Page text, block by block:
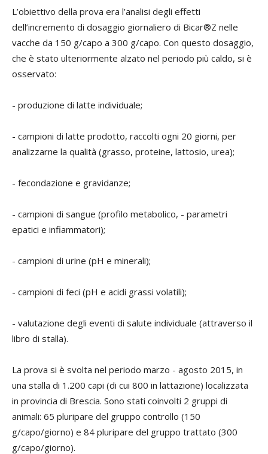
L’obiettivo della prova era l’analisi degli effetti
dell’incremento di dosaggio giornaliero di Bicar®Z nelle
vacche da 150 g/capo a 300 g/capo. Con questo dosaggio,
che è stato ulteriormente alzato nel periodo più caldo, si è
osservato:
- produzione di latte individuale;
- campioni di latte prodotto, raccolti ogni 20 giorni, per
analizzarne la qualità (grasso, proteine, lattosio, urea);
- fecondazione e gravidanze;
- campioni di sangue (profilo metabolico, - parametri
epatici e infiammatori);
- campioni di urine (pH e minerali);
- campioni di feci (pH e acidi grassi volatili);
- valutazione degli eventi di salute individuale (attraverso il
libro di stalla).
La prova si è svolta nel periodo marzo - agosto 2015, in
una stalla di 1.200 capi (di cui 800 in lattazione) localizzata
in provincia di Brescia. Sono stati coinvolti 2 gruppi di
animali: 65 pluripare del gruppo controllo (150
g/capo/giorno) e 84 pluripare del gruppo trattato (300
g/capo/giorno).